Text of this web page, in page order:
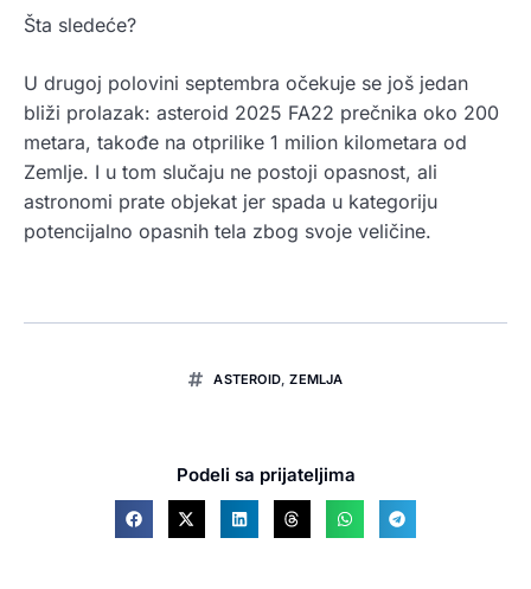
Šta sledeće?
U drugoj polovini septembra očekuje se još jedan
bliži prolazak: asteroid 2025 FA22 prečnika oko 200
metara, takođe na otprilike 1 milion kilometara od
Zemlje. I u tom slučaju ne postoji opasnost, ali
astronomi prate objekat jer spada u kategoriju
potencijalno opasnih tela zbog svoje veličine.
ASTEROID,ZEMLJA
Podeli sa prijateljima